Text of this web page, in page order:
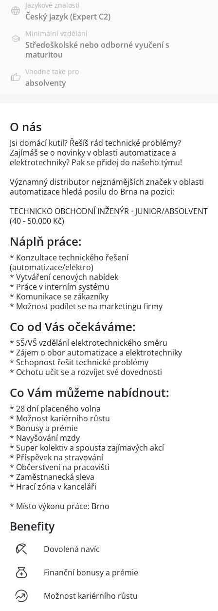
Jazykové znalosti
Český jazyk(Expert C2)
Minimální vzdělání
Středoškolské nebo odborné vyučení s
maturitou
Vhodné také pro
absolventy
O nás
Jsi domácí kutil? Řešíš rád technické problémy?
Zajímáš se o novinky v oblasti automatizace a
elektrotechniky? Pak se přidej do našeho týmu!
Významný distributor nejznámějších značek v oblasti
automatizace hledá posilu do Brna na pozici:
TECHNICKO OBCHODNÍ INŽENÝR - JUNIOR/ABSOLVENT
(40 - 50.000 Kč)
Náplň práce:
* Konzultace technického řešení
(automatizace/elektro)
* Vytváření cenových nabídek
* Práce v interním systému
* Komunikace se zákazníky
* Možnost podílet se na marketingu firmy
Co od Vás očekáváme:
* SŠ/VŠ vzdělání elektrotechnického směru
* Zájem o obor automatizace a elektrotechniky
* Schopnost řešit technické problémy
* Ochotu učit se a rozvíjet své dovednosti
Co Vám můžeme nabídnout:
* 28 dní placeného volna
* Možnost kariérního růstu
* Bonusy a prémie
* Navyšování mzdy
* Super kolektiv a spousta zajímavých akcí
* Příspěvek na stravování
* Občerstvení na pracovišti
* Zaměstnanecká sleva
* Hrací zóna v kanceláři
* Místo výkonu práce: Brno
Benefity
Dovolená navíc
Finanční bonusy a prémie
Možnost kariérního růstu